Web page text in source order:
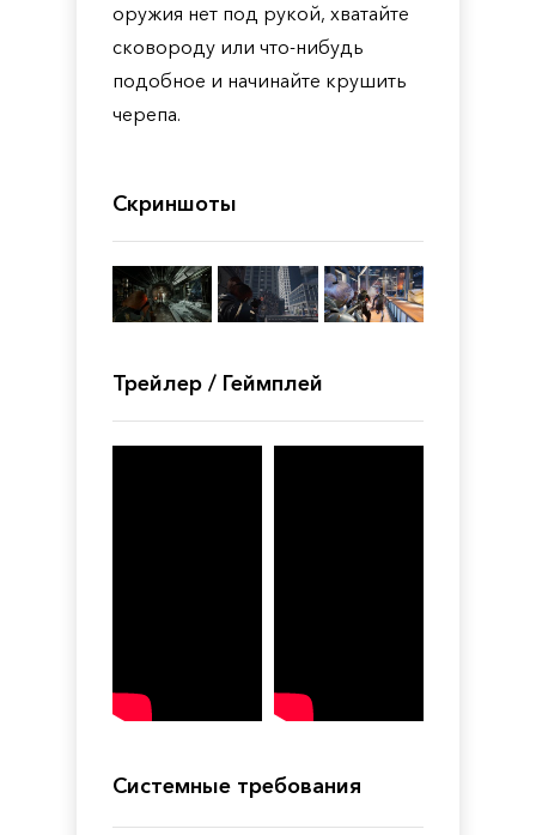
оружия нет под рукой, хватайте
сковороду или что-нибудь
подобное и начинайте крушить
черепа.
Скриншоты
Трейлер / Геймплей
Системные требования